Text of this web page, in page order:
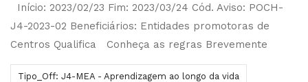
Início: 2023/02/23 Fim: 2023/03/24 Cód. Aviso: POCH-
J4-2023-02 Beneficiários: Entidades promotoras de
Centros Qualifica Conheça as regras Brevemente
Tipo_Off: J4-MEA - Aprendizagem ao longo da vida